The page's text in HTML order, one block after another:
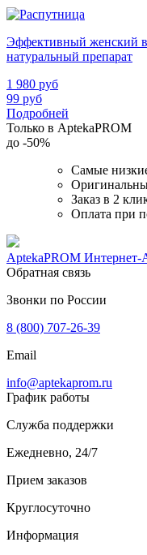
Эффективный женский
натуральный препарат
1 980 руб
99 руб
Подробней
Только в AptekaPROM
до -50%
Самые
Заказ в 2
Оплата при
AptekaPROM Интернет-
Обратная связь
Звонки по России
8 (800) 707-26-39
Email
info@aptekaprom.ru
График работы
Служба поддержки
Ежедневно, 24/7
Прием заказов
Круглосуточно
Информация